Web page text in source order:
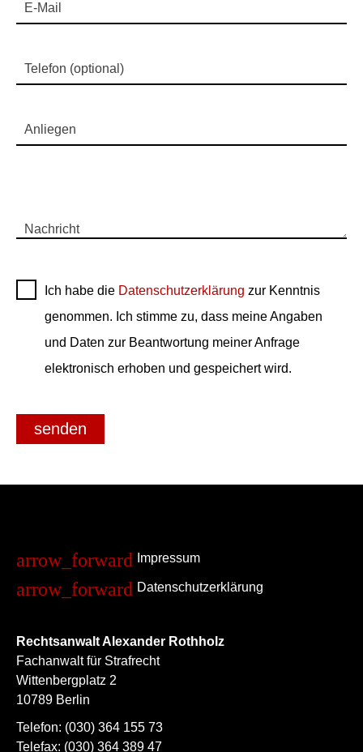
E-Mail
Telefon (optional)
Anliegen
Nachricht
Ich habe die Datenschutzerklärung zur Kenntnis
genommen. Ich stimme zu, dass meine Angaben
und Daten zur Beantwortung meiner Anfrage
elektronisch erhoben und gespeichert wird.
senden
Rechtsanwalt Alexander Rothholz
Fachanwalt für Strafrecht
Wittenbergplatz 2
10789 Berlin
Telefon: (030) 364 155 73
Telefax: (030) 364 389 47
Impressum
Datenschutzerklärung